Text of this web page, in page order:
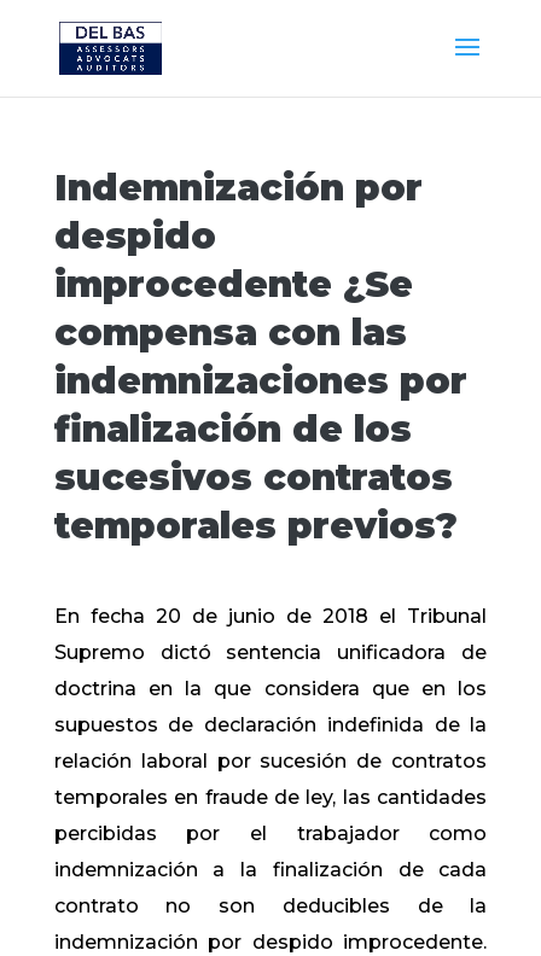
Indemnización por
despido
improcedente ¿Se
compensa con las
indemnizaciones por
finalización de los
sucesivos contratos
temporales previos?
En fecha 20 de junio de 2018 el Tribunal
Supremo dictó sentencia unificadora de
doctrina en la que considera que e​n los
supuestos de declaración indefinida de la
relación laboral por sucesión de contratos
temporales en fraude de ley, las cantidades
percibidas por el trabajador como
indemnización a la finalización de cada
contrato no son deducibles de la
indemnización por despido improcedente.